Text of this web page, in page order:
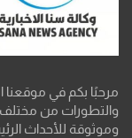
مرحبًا بكم في موقعنا
والتطورات من مختلف
وموثوقة للأحداث